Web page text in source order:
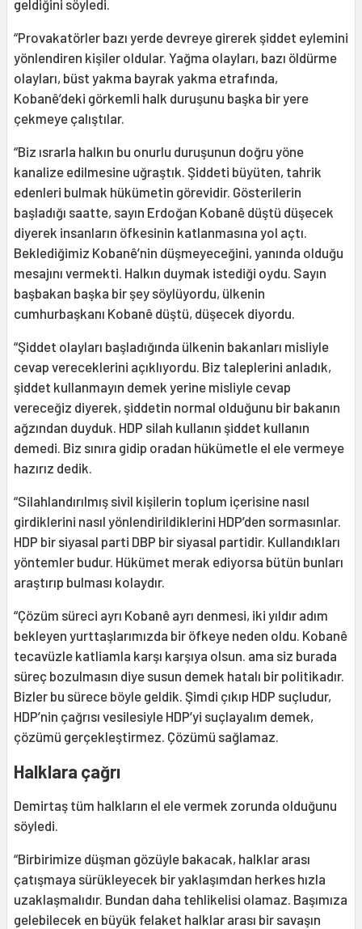
geldiğini söyledi.
“Provakatörler bazı yerde devreye girerek şiddet eylemini
yönlendiren kişiler oldular. Yağma olayları, bazı öldürme
olayları, büst yakma bayrak yakma etrafında,
Kobanê’deki görkemli halk duruşunu başka bir yere
çekmeye çalıştılar.
“Biz ısrarla halkın bu onurlu duruşunun doğru yöne
kanalize edilmesine uğraştık. Şiddeti büyüten, tahrik
edenleri bulmak hükümetin görevidir. Gösterilerin
başladığı saatte, sayın Erdoğan Kobanê düştü düşecek
diyerek insanların öfkesinin katlanmasına yol açtı.
Beklediğimiz Kobanê’nin düşmeyeceğini, yanında olduğu
mesajını vermekti. Halkın duymak istediği oydu. Sayın
başbakan başka bir şey söylüyordu, ülkenin
cumhurbaşkanı Kobanê düştü, düşecek diyordu.
“Şiddet olayları başladığında ülkenin bakanları misliyle
cevap vereceklerini açıklıyordu. Biz taleplerini anladık,
şiddet kullanmayın demek yerine misliyle cevap
vereceğiz diyerek, şiddetin normal olduğunu bir bakanın
ağzından duyduk. HDP silah kullanın şiddet kullanın
demedi. Biz sınıra gidip oradan hükümetle el ele vermeye
hazırız dedik.
“Silahlandırılmış sivil kişilerin toplum içerisine nasıl
girdiklerini nasıl yönlendirildiklerini HDP’den sormasınlar.
HDP bir siyasal parti DBP bir siyasal partidir. Kullandıkları
yöntemler budur. Hükümet merak ediyorsa bütün bunları
araştırıp bulması kolaydır.
“Çözüm süreci ayrı Kobanê ayrı denmesi, iki yıldır adım
bekleyen yurttaşlarımızda bir öfkeye neden oldu. Kobanê
tecavüzle katliamla karşı karşıya olsun. ama siz burada
süreç bozulmasın diye susun demek hatalı bir politikadır.
Bizler bu sürece böyle geldik. Şimdi çıkıp HDP suçludur,
HDP’nin çağrısı vesilesiyle HDP’yi suçlayalım demek,
çözümü gerçekleştirmez. Çözümü sağlamaz.
Halklara çağrı
Demirtaş tüm halkların el ele vermek zorunda olduğunu
söyledi.
“Birbirimize düşman gözüyle bakacak, halklar arası
çatışmaya sürükleyecek bir yaklaşımdan herkes hızla
uzaklaşmalıdır. Bundan daha tehlikelisi olamaz. Başımıza
gelebilecek en büyük felaket halklar arası bir savaşın